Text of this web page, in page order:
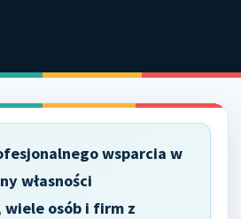
wsparcia w
własności
osób i firm z